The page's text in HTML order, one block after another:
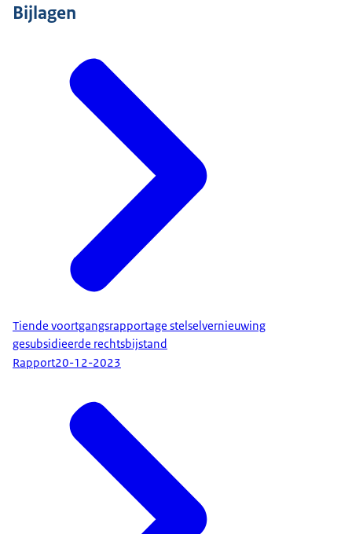
Bijlagen
Tiende voortgangsrapportage stelselvernieuwing
gesubsidieerde rechtsbijstand
Rapport20-12-2023